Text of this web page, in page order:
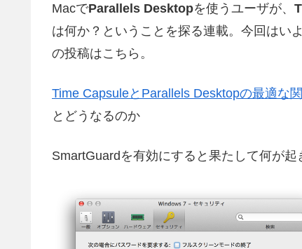
MacでParallels Desktopを使うユーザが、
は何か？ということを探る連載。今回はい
の投稿はこちら。
Time CapsuleとParallels Desktopの最適な関
とどうなるのか
SmartGuardを有効にすると果たして何が起